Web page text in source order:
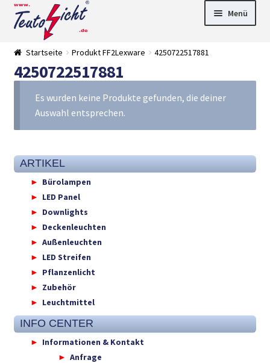
Zur
Navigation
springen
Springe
zum
Menü
►
t
Downlights
►
Deckenleuch
►
►
Versandarten
► Zahlarten
Startseite Produkt FF2Lexware 4250722517881
4250722517881
Es wurden keine Produkte gefunden, die deiner
Auswahl entsprechen.
ARTIKEL
Bürolampen
LED Panel
Downlights
Deckenleuchten
Außenleuchten
LED Streifen
Pflanzenlicht
Zubehör
Leuchtmittel
INFO CENTER
Informationen & Kontakt
Anfrage